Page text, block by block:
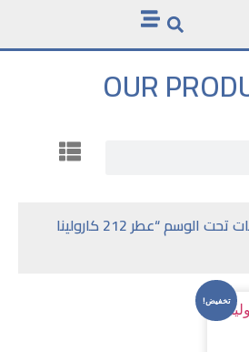
OUR
/ منتجات تحت الوسم “عطر 212 كارولينا
تخفيض!